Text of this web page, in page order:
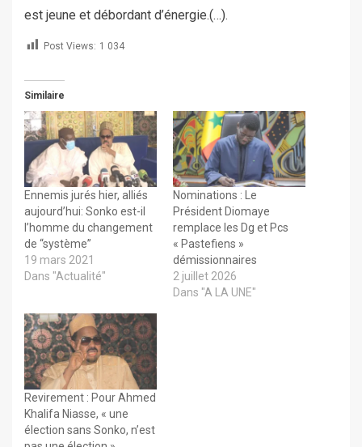
est jeune et débordant d’énergie.(…).
Post Views: 1 034
Similaire
Ennemis jurés hier, alliés
aujourd’hui: Sonko est-il
l’homme du changement
de “système”
19 mars 2021
Dans "Actualité"
Nominations : Le
Président Diomaye
remplace les Dg et Pcs
« Pastefiens »
démissionnaires
2 juillet 2026
Dans "A LA UNE"
Revirement : Pour Ahmed
Khalifa Niasse, « une
élection sans Sonko, n’est